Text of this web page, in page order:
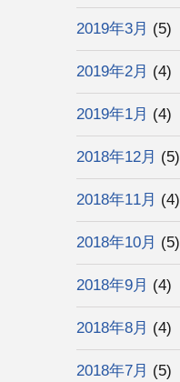
2019年3月 (5)
2019年2月 (4)
2019年1月 (4)
2018年12月 (5)
2018年11月 (4)
2018年10月 (5)
2018年9月 (4)
2018年8月 (4)
2018年7月 (5)